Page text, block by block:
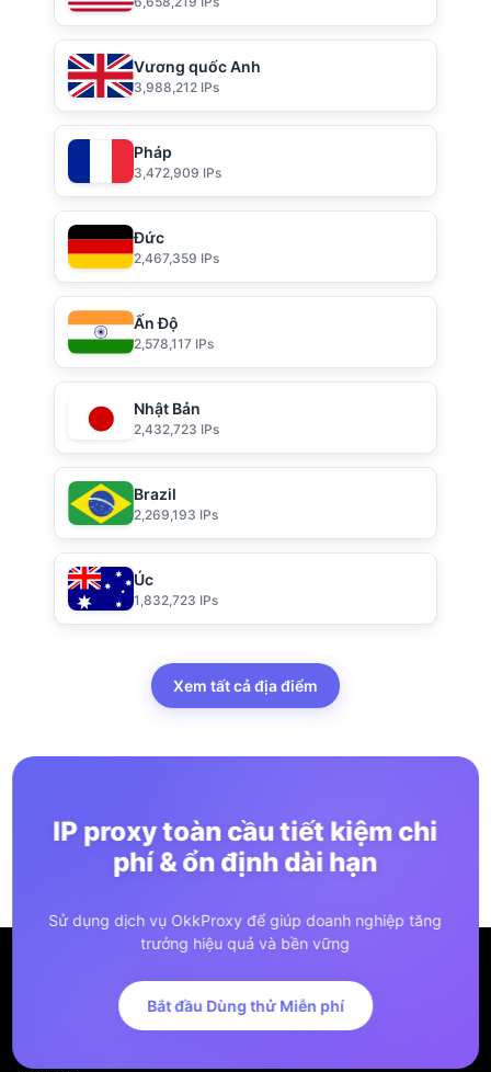
Vương quốc Anh
3,988,212 IPs
Pháp
3,472,909 IPs
Đức
2,467,359 IPs
Ấn Độ
2,578,117 IPs
Nhật Bản
2,432,723 IPs
Brazil
2,269,193 IPs
Úc
1,832,723 IPs
Xem tất cả địa điểm
IP proxy toàn cầu tiết kiệm chi
phí & ổn định dài hạn
Sử dụng dịch vụ OkkProxy để giúp doanh nghiệp tăng
trưởng hiệu quả và bền vững
Bắt đầu Dùng thử Miễn phí